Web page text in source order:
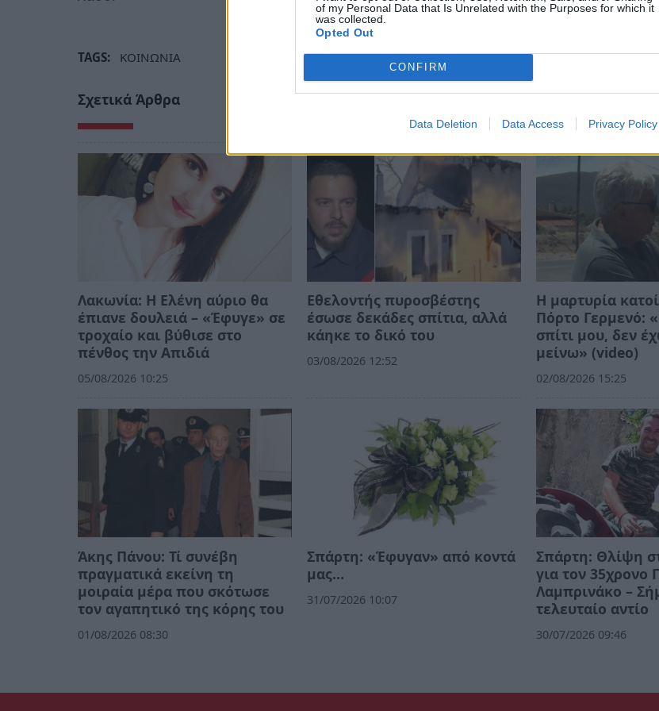
of my Personal Data that Is Unrelated with the Purposes for which it
was collected.
Opted Out
CONFIRM
Data Deletion Data Access Privacy Policy
TAGS: ΚΟΙΝΩΝΙΑ
Σχετικά Άρθρα
Λακωνία: Η Ελένη αύριο θα
έπιανε δουλειά – «Έφυγε» σε
τροχαίο και βύθισε στο
πένθος την Απιδιά
05/08/2026 10:25
Εθελοντής πυροσβέστης
έσωσε δεκάδες σπίτια, αλλά
κάηκε το δικό του
03/08/2026 12:52
Η μαρτυρία
Πόρτο Γερμενό:
σπίτι μου, δεν
μείνω» (video)
02/08/2026 15:25
Άκης Πάνου: Τί συνέβη
πραγματικά εκείνη τη
μοιραία μέρα που σκότωσε
τον αγαπητικό της κόρης του
01/08/2026 08:30
Σπάρτη: «Έφυγαν» από κοντά
μας…
31/07/2026 10:07
Σπάρτη: Θλίψη
για τον 35χρονο
Λαμπρινάκο –
τελευταίο αντίο
30/07/2026 09:46